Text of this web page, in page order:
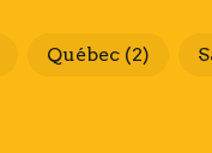
Québec (2)